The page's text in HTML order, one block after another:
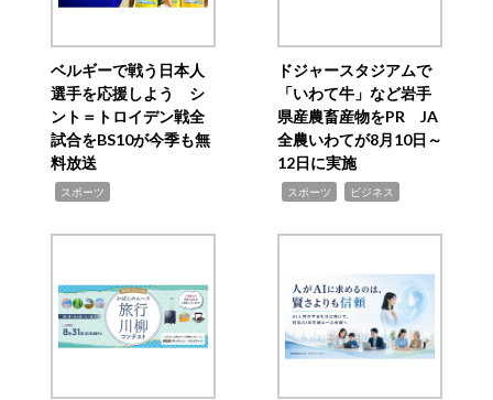
ベルギーで戦う日本人
選手を応援しよう シ
ント＝トロイデン戦全
試合をBS10が今季も無
料放送
スポーツ
ドジャースタジアムで
「いわて牛」など岩手
県産農畜産物をPR JA
全農いわてが8月10日～
12日に実施
スポーツ ビジネス